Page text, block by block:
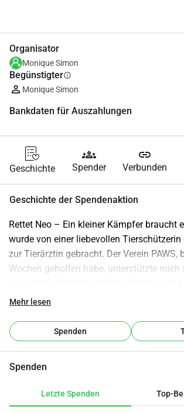
Organisator
Monique Simon
Begünstigterinfo
Monique Simon
Bankdaten für Auszahlungen
Geschichte
groups
Spender
link
Verbunden
Geschichte der Spendenaktion
Rettet Neo – Ein kleiner Kämpfer braucht
wurde von einer liebevollen
zur Tierärztin gebracht. Der Verein PAWS,
Wochen geholfen habe, unterstützte mich
ich eine tiefe Verbindung zu Neo: Er
Leben und Tod entscheiden – und für
Neo ist viel zu fit, um eingeschläfert zu
daher ein wenig aus. Die Tierärztin sagte,
sogar durch Menschen verursacht wurde.
Mehr lesen
Spenden
Spenden
Letzte Spenden Top-